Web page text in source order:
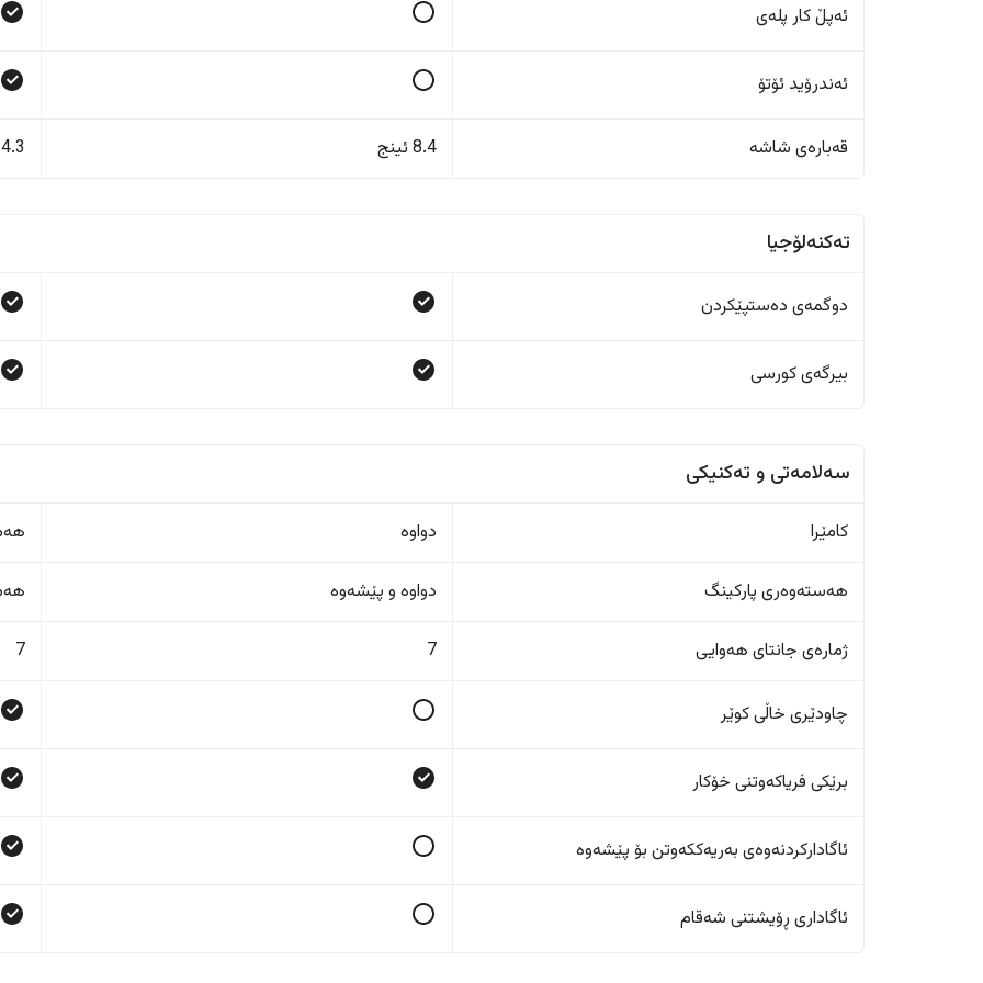
ئەپڵ کار پلەی
ئەندرۆید ئۆتۆ
قەبارەی شاشە 8.4 ئینج 14.3
تەکنەلۆجیا
دوگمەی دەستپێکردن
بیرگەی کورسی
سەلامەتی و تەکنیکی
کامێرا دواوە
هەستەوەری پارکینگ دواوە و پێشەوە
ژمارەی جانتای هەوایی 7
7
چاودێری خاڵی کوێر
برێکی فریاکەوتنی خۆکار
ئاگادارکردنەوەی بەریەککەوتن بۆ پێشەوە
ئاگاداری ڕۆیشتنی شەقام